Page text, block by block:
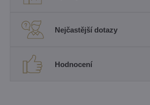
Nejčastější dotazy
Hodnocení